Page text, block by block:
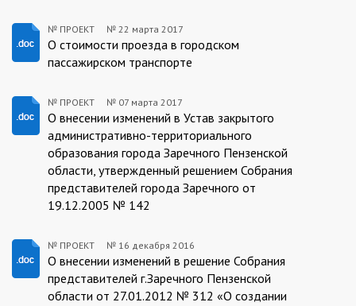
ПРОЕКТ:2017-
22
№ ПРОЕКТ № 22 марта 2017
О стоимости проезда в городском
пассажирском транспорте
ПРОЕКТ:2017-
№ ПРОЕКТ № 07 марта 2017
О внесении изменений в Устав закрытого
административно-территориального
образования города Заречного Пензенской
области, утвержденный решением Собрания
представителей города Заречного от
19.12.2005 № 142
ПРОЕКТ:2016-
№ ПРОЕКТ № 16 декабря 2016
О внесении изменений в решение Собрания
представителей г.Заречного Пензенской
области от 27.01.2012 № 312 «О создании